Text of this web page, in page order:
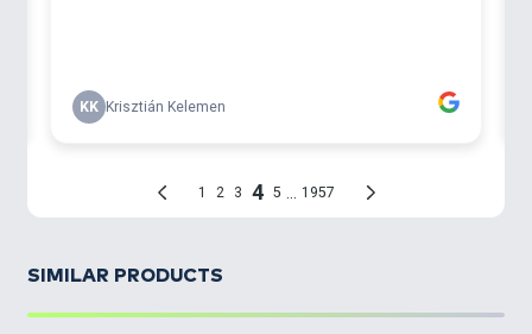
SIMILAR PRODUCTS